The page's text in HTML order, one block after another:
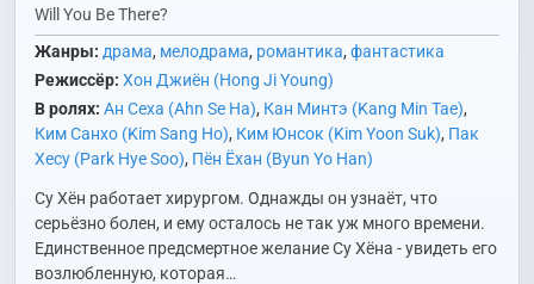
Will You Be There?
Жанры: драма, мелодрама, романтика,фантастика
Режиссёр: Хон Джиён (Hong Ji Young)
В ролях: Ан Сеха (Ahn Se Ha), Кан Минтэ (Kang Min Tae),
Ким Санхо (Kim Sang Ho), Ким Юнсок (Kim Yoon Suk), Пак
Хесу (Park Hye Soo), Пён Ёхан (Byun Yo Han)
Су Хён работает хирургом. Однажды он узнаёт, что
серьёзно болен, и ему осталось не так уж много времени.
Единственное предсмертное желание Су Хёна - увидеть его
возлюбленную, которая…